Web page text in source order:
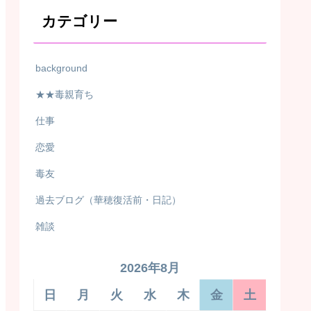
カテゴリー
background
★★毒親育ち
仕事
恋愛
毒友
過去ブログ（華穂復活前・日記）
雑談
2026年8月
日
月 火 水 木 金 土